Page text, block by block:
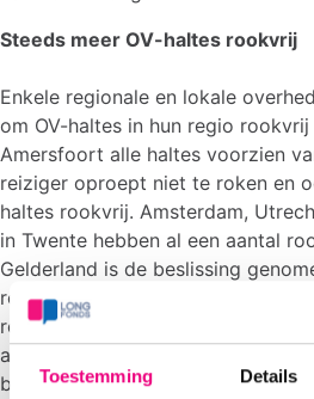
Toestemming Details
Steeds meer OV-haltes rookvrij
Enkele regionale en lokale
om OV-haltes in hun regio
Amersfoort alle haltes voorzien
reiziger oproept niet te roken en
haltes rookvrij. Amsterdam,
in Twente hebben al een aantal
Gelderland is de beslissing
rookvrij worden. Maar er zijn ook
roken wel is toegestaan. Marloes
alle gemeenten en provincies op
bijvoorbeeld ook de looproutes